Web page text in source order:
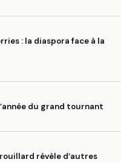
: la diaspora face à la
du grand tournant
révèle d’autres